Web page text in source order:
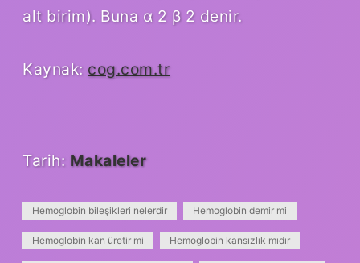
alt birim). Buna α 2 β 2 denir.
Kaynak: cog.com.tr
Tarih: Makaleler
Hemoglobin bileşikleri nelerdir Hemoglobin demir mi
Hemoglobin kan üretir mi Hemoglobin kansızlık mıdır